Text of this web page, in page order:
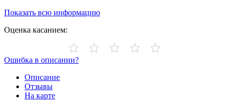
Показать всю информацию
Оценка касанием:
Ошибка в описании?
Описание
Отзывы
На карте